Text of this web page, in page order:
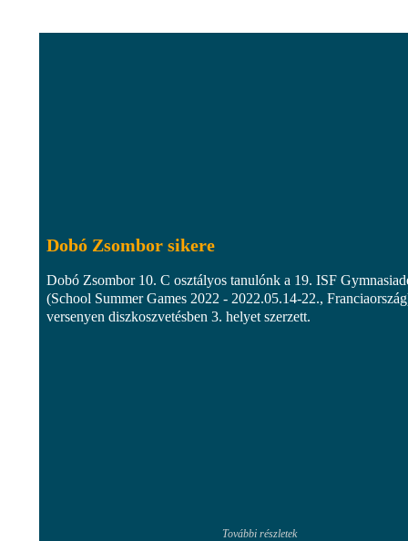
Dobó Zsombor sikere
Dobó Zsombor 10. C osztályos tanulónk a 19. ISF
(School Summer Games 2022 - 2022.05.14-22.,
versenyen diszkoszvetésben 3. helyet szerzett.
További részletek